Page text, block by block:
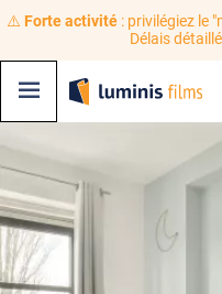
⚠️ Forte activité: privilégiez le
Délais